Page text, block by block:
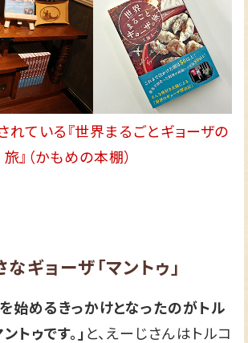
ている『世界まるごとギョーザの
旅』（かもめの本棚）
ギョーザ「マントゥ」
始めるきっかけとなったのがトル
トゥです。」と、えーじさんはトルコ